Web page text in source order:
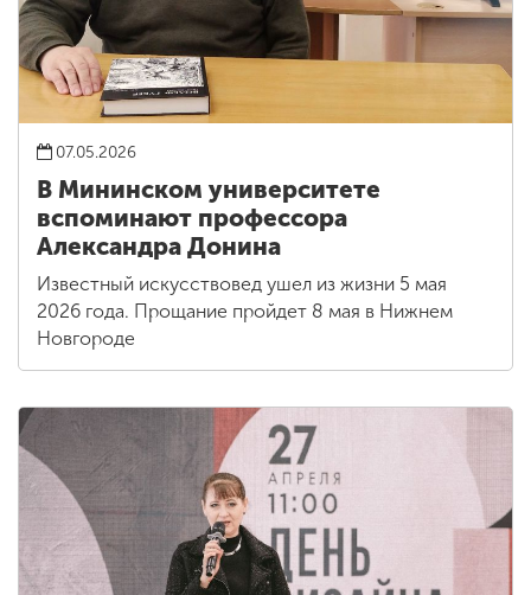
07.05.2026
В Мининском университете
вспоминают профессора
Александра Донина
Известный искусствовед ушел из жизни 5 мая
2026 года. Прощание пройдет 8 мая в Нижнем
Новгороде